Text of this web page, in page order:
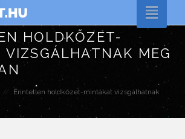
Toggle
HOLDKŐZET-
VIZSGÁLHATNAK MEG
Érintetlen holdkőzet-mintákat vizsgálhatnak